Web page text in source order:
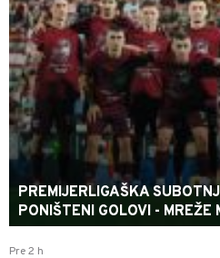
PREMIJERLIGAŠKA
PONIŠTENI GOLOVI - MREŽE
Pre 2 h